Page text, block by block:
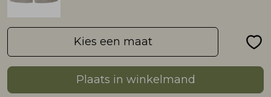
Rokken
Sweaters & Pullovers
T-shirts & Tops
Vesten & Blazers
Setje
Sweaters & Pullovers
T-shirts & Tops
Vesten & Blazers
Sweaters & Pullovers
T-shirts & Tops
Sjaal
Kies een maat
Plaats in winkelmand